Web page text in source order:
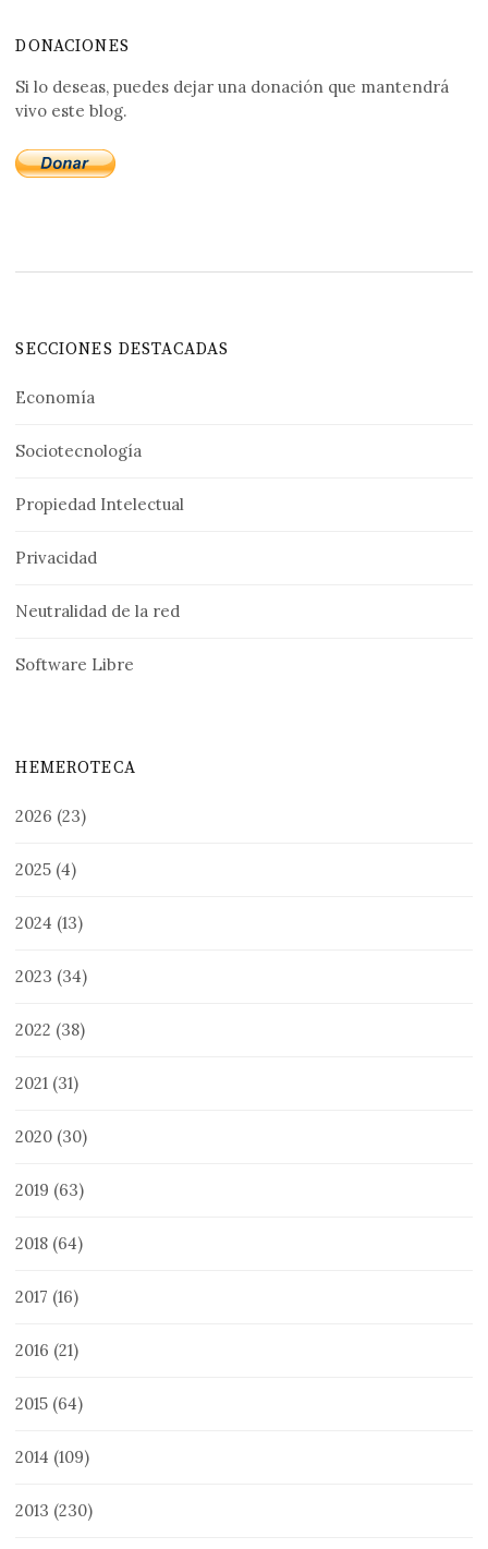
DONACIONES
Si lo deseas, puedes dejar una donación que mantendrá
vivo este blog.
SECCIONES DESTACADAS
Economía
Sociotecnología
Propiedad Intelectual
Privacidad
Neutralidad de la red
Software Libre
HEMEROTECA
2026 (23)
2025 (4)
2024 (13)
2023 (34)
2022 (38)
2021 (31)
2020 (30)
2019 (63)
2018 (64)
2017 (16)
2016 (21)
2015 (64)
2014 (109)
2013 (230)